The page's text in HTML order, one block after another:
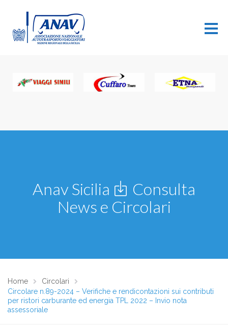
Anav Sicilia
Consulta
News e Circolari
Home
Circolari
Circolare n.89-2024 – Verifiche e rendicontazioni sui contributi
per ristori carburante ed energia TPL 2022 – Invio nota
assessoriale